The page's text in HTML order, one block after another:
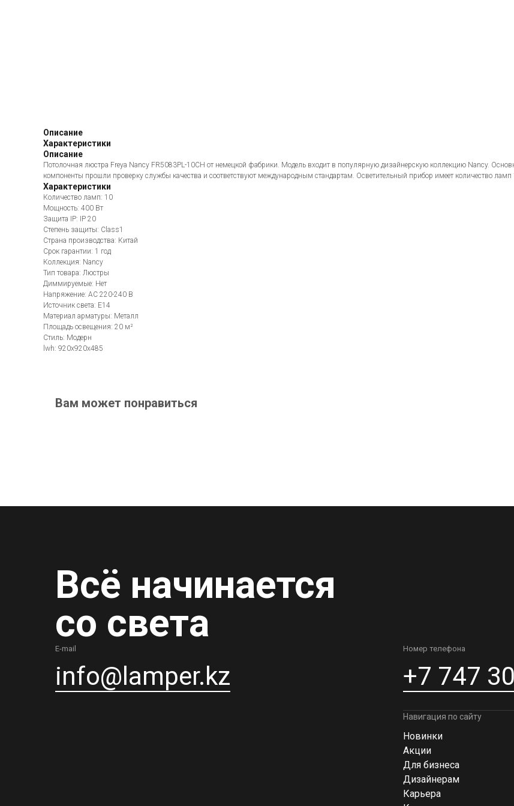
Описание
Характеристики
Описание
Потолочная люстра Freya Nancy FR5083PL-10CH от немецкой фабрики. Модель входит в популярную дизайнерскую коллекцию Nancy.
компоненты прошли проверку службы качества и соответствуют международным стандартам. Осветительный прибор имеет количество
Характеристики
Количество ламп: 10
Мощность: 400 Вт
Защита IP: IP 20
Степень защиты: Class1
Страна производства: Китай
Срок гарантии: 1 год
Коллекция: Nancy
Тип товара: Люстры
Диммируемые: Нет
Напряжение: AC 220-240 В
Источник света: E14
Материал арматуры: Металл
Площадь освещения: 20 м²
Стиль: Модерн
lwh: 920x920x485
Вам может понравиться
Всё начинается
со света
E-mail
info@lamper.kz
Номер телефона
+7 747
Навигация по сайту
Новинки
Акции
Для бизнеса
Дизайнерам
Карьера